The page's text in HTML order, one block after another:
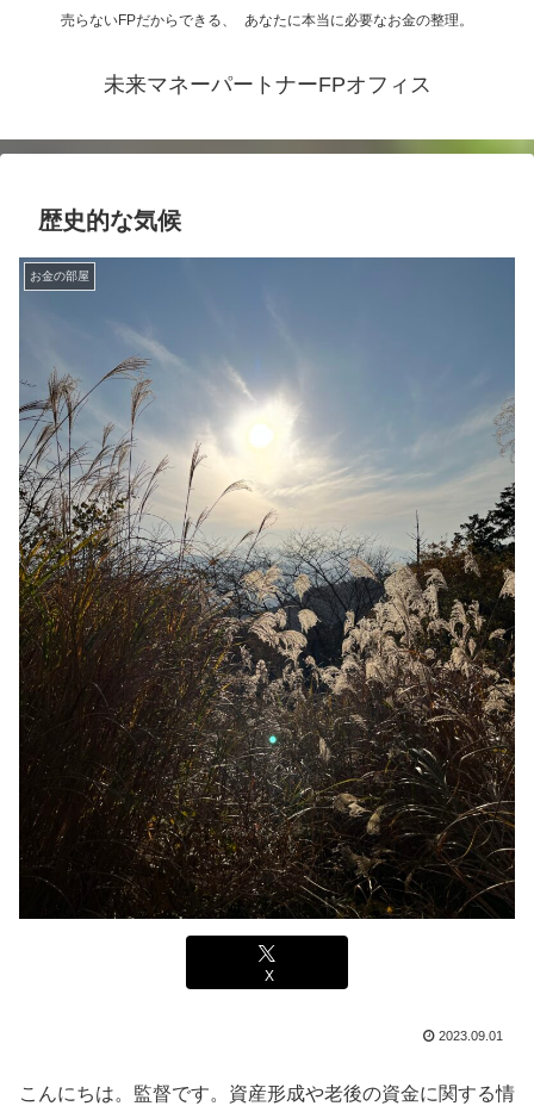
売らないFPだからできる、 あなたに本当に必要なお金の整理。
未来マネーパートナーFPオフィス
歴史的な気候
お金の部屋
X
2023.09.01
こんにちは。監督です。資産形成や老後の資金に関する情